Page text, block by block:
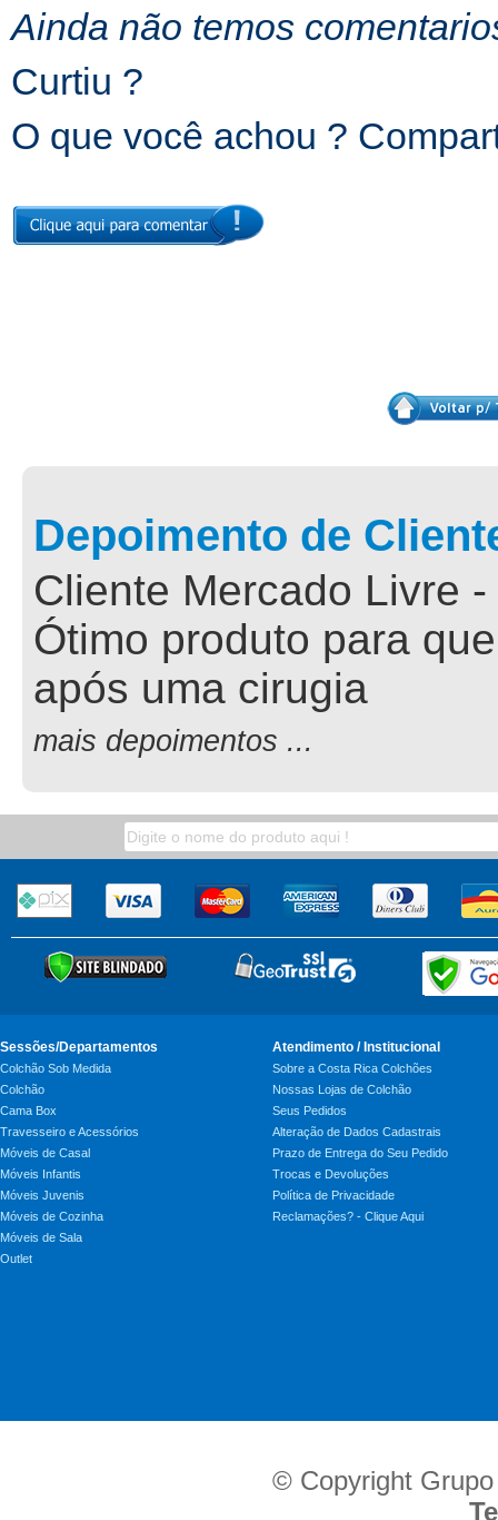
Ainda não temos
Curtiu ?
O que você achou ?
Depoimento de
Cliente Mercado Livre
Ótimo produto para
após uma cirugia
mais depoimentos ...
Sessões/Departamentos
Colchão Sob Medida
Colchão
Cama Box
Travesseiro e Acessórios
Móveis de Casal
Móveis Infantis
Móveis Juvenis
Móveis de Cozinha
Móveis de Sala
Outlet
Atendimento / Institucional
Sobre a Costa Rica Colchões
Nossas Lojas de Colchão
Seus Pedidos
Alteração de Dados Cadastrais
Prazo de Entrega do Seu Pedido
Trocas e Devoluções
Política de Privacidade
Reclamações? - Clique Aqui
© Copyright